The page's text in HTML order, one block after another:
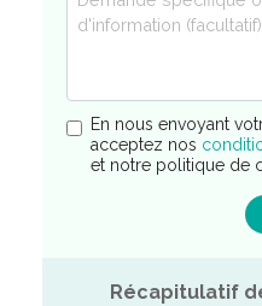
En nous envoyant
acceptez nos
et notre politique de
Récapitulatif